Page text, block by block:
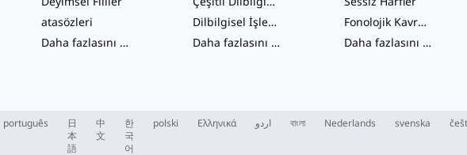
atasözleri
Daha fazlasını gör
Dilbilgisel İşlevler
Daha fazlasını gör
Fonolojik Kavramlar
Daha fazlasını gör
português
日
本
語
中
文
한
국
어
polski Ελληνικά اردو বাংলা Nederlands svenska